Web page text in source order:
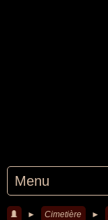
Menu
► Cimetière ►